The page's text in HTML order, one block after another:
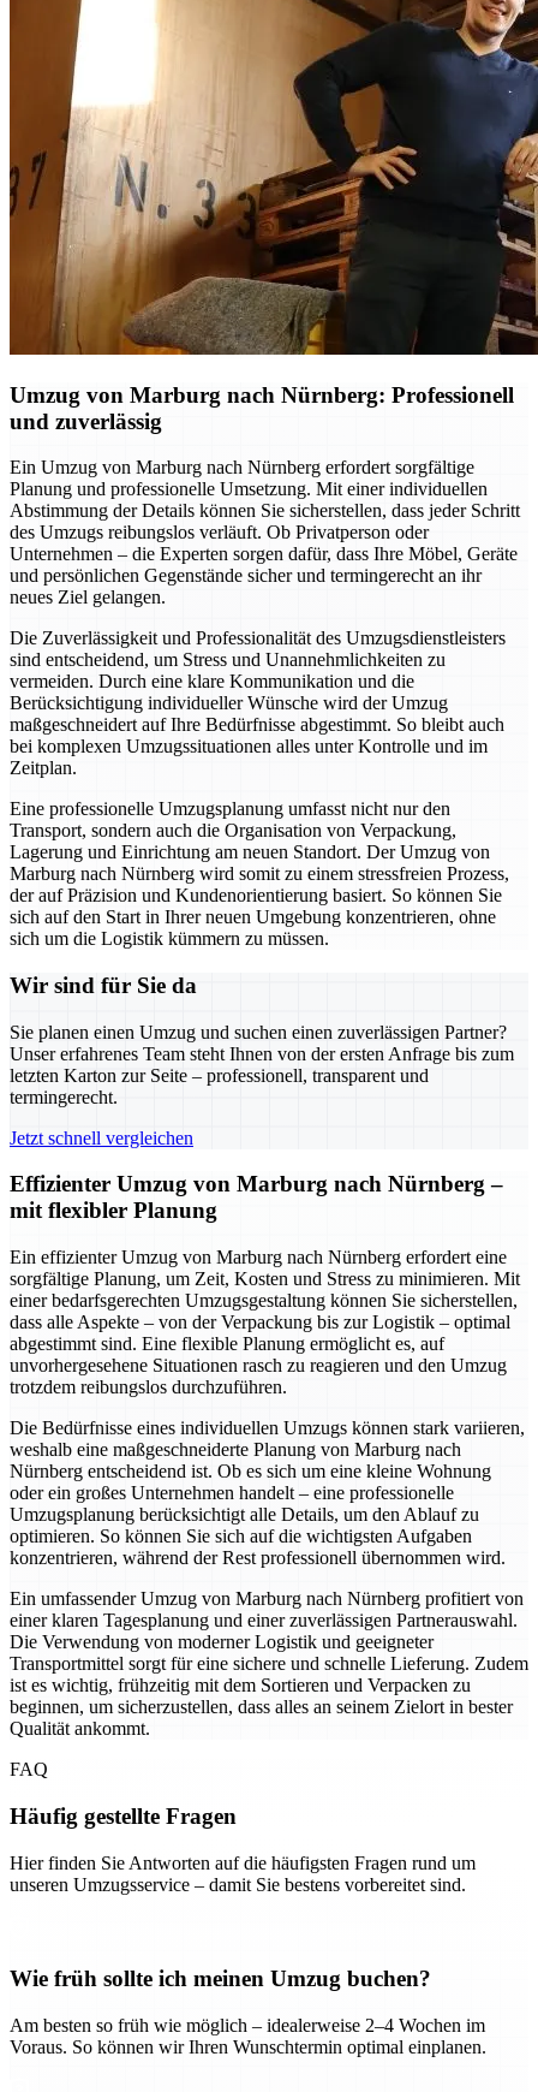
Umzug von Marburg nach Nürnberg: Professionell
und zuverlässig
Ein Umzug von Marburg nach Nürnberg erfordert sorgfältige
Planung und professionelle Umsetzung. Mit einer individuellen
Abstimmung der Details können Sie sicherstellen, dass jeder Schritt
des Umzugs reibungslos verläuft. Ob Privatperson oder
Unternehmen – die Experten sorgen dafür, dass Ihre Möbel, Geräte
und persönlichen Gegenstände sicher und termingerecht an ihr
neues Ziel gelangen.
Die Zuverlässigkeit und Professionalität des Umzugsdienstleisters
sind entscheidend, um Stress und Unannehmlichkeiten zu
vermeiden. Durch eine klare Kommunikation und die
Berücksichtigung individueller Wünsche wird der Umzug
maßgeschneidert auf Ihre Bedürfnisse abgestimmt. So bleibt auch
bei komplexen Umzugssituationen alles unter Kontrolle und im
Zeitplan.
Eine professionelle Umzugsplanung umfasst nicht nur den
Transport, sondern auch die Organisation von Verpackung,
Lagerung und Einrichtung am neuen Standort. Der Umzug von
Marburg nach Nürnberg wird somit zu einem stressfreien Prozess,
der auf Präzision und Kundenorientierung basiert. So können Sie
sich auf den Start in Ihrer neuen Umgebung konzentrieren, ohne
sich um die Logistik kümmern zu müssen.
Wir sind für Sie da
Sie planen einen Umzug und suchen einen zuverlässigen Partner?
Unser erfahrenes Team steht Ihnen von der ersten Anfrage bis zum
letzten Karton zur Seite – professionell, transparent und
termingerecht.
Jetzt schnell vergleichen
Effizienter Umzug von Marburg nach Nürnberg –
mit flexibler Planung
Ein effizienter Umzug von Marburg nach Nürnberg erfordert eine
sorgfältige Planung, um Zeit, Kosten und Stress zu minimieren. Mit
einer bedarfsgerechten Umzugsgestaltung können Sie sicherstellen,
dass alle Aspekte – von der Verpackung bis zur Logistik – optimal
abgestimmt sind. Eine flexible Planung ermöglicht es, auf
unvorhergesehene Situationen rasch zu reagieren und den Umzug
trotzdem reibungslos durchzuführen.
Die Bedürfnisse eines individuellen Umzugs können stark variieren,
weshalb eine maßgeschneiderte Planung von Marburg nach
Nürnberg entscheidend ist. Ob es sich um eine kleine Wohnung
oder ein großes Unternehmen handelt – eine professionelle
Umzugsplanung berücksichtigt alle Details, um den Ablauf zu
optimieren. So können Sie sich auf die wichtigsten Aufgaben
konzentrieren, während der Rest professionell übernommen wird.
Ein umfassender Umzug von Marburg nach Nürnberg profitiert von
einer klaren Tagesplanung und einer zuverlässigen Partnerauswahl.
Die Verwendung von moderner Logistik und geeigneter
Transportmittel sorgt für eine sichere und schnelle Lieferung. Zudem
ist es wichtig, frühzeitig mit dem Sortieren und Verpacken zu
beginnen, um sicherzustellen, dass alles an seinem Zielort in bester
Qualität ankommt.
FAQ
Häufig gestellte Fragen
Hier finden Sie Antworten auf die häufigsten Fragen rund um
unseren Umzugsservice – damit Sie bestens vorbereitet sind.
Wie früh sollte ich meinen Umzug buchen?
Am besten so früh wie möglich – idealerweise 2–4 Wochen im
Voraus. So können wir Ihren Wunschtermin optimal einplanen.